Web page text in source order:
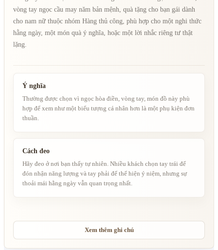
vòng tay ngọc cầu may năm bản mệnh, quà tặng cho bạn gái dành
cho nam nữ thuộc nhóm Hàng thủ công, phù hợp cho một nghi thức
hằng ngày, một món quà ý nghĩa, hoặc một lời nhắc riêng tư thật
lặng.
Ý nghĩa
Thường được chọn vì ngọc hòa điền, vòng tay, món đồ này phù
hợp để xem như một biểu tượng cá nhân hơn là một phụ kiện đơn
thuần.
Cách đeo
Hãy đeo ở nơi bạn thấy tự nhiên. Nhiều khách chọn tay trái để
đón nhận năng lượng và tay phải để thể hiện ý niệm, nhưng sự
thoải mái hằng ngày vẫn quan trọng nhất.
Xem thêm ghi chú